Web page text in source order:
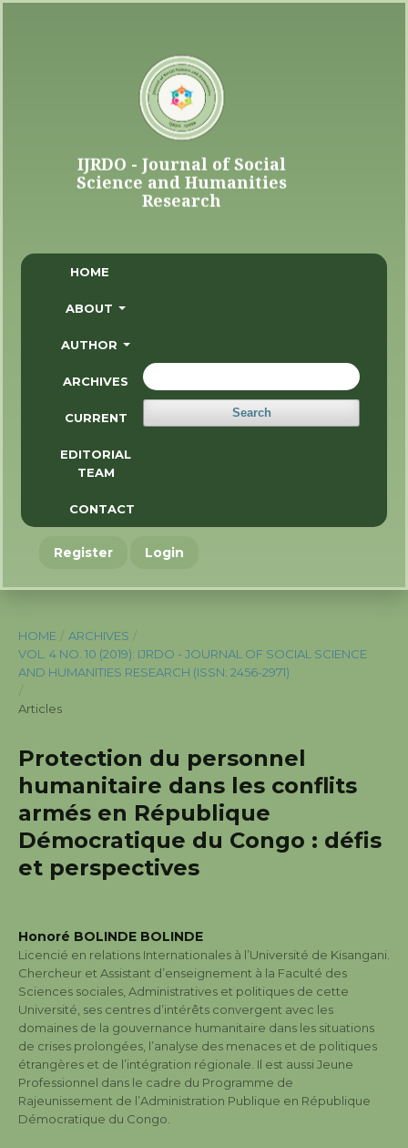
HOME
ABOUT
AUTHOR
ARCHIVES
CURRENT
EDITORIAL
TEAM
CONTACT
Search
Register Login
HOME ARCHIVES
VOL. 4 NO. 10 (2019): IJRDO - JOURNAL OF SOCIAL SCIENCE
AND HUMANITIES RESEARCH (ISSN: 2456-2971)
Articles
Protection du personnel
humanitaire dans les conflits
armés en République
Démocratique du Congo : défis
et perspectives
Honoré BOLINDE BOLINDE
Licencié en relations Internationales à l’Université de Kisangani.
Chercheur et Assistant d’enseignement à la Faculté des
Sciences sociales, Administratives et politiques de cette
Université, ses centres d’intérêts convergent avec les
domaines de la gouvernance humanitaire dans les situations
de crises prolongées, l’analyse des menaces et de politiques
étrangères et de l’intégration régionale. Il est aussi Jeune
Professionnel dans le cadre du Programme de
Rajeunissement de l’Administration Publique en République
Démocratique du Congo.